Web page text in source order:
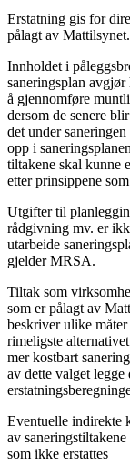
Erstatning gis for
pålagt av Mattilsynet.
Innholdet i
saneringsplan
å gjennomføre
dersom de senere
det under
opp i
tiltakene skal kunne
etter prinsippene
Utgifter til
rådgivning mv. er
utarbeide
gjelder MRSA.
Tiltak som
som er pålagt av
beskriver ulike
rimeligste
mer kostbart
av dette valget
Eventuelle indirekte
av
som ikke erstattes